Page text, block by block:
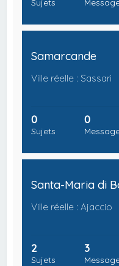
Sujets
Samarcande
Ville réelle : Sassari
0
Sujets
0
Santa-Maria di
Ville réelle : Ajaccio
2
Sujets
3